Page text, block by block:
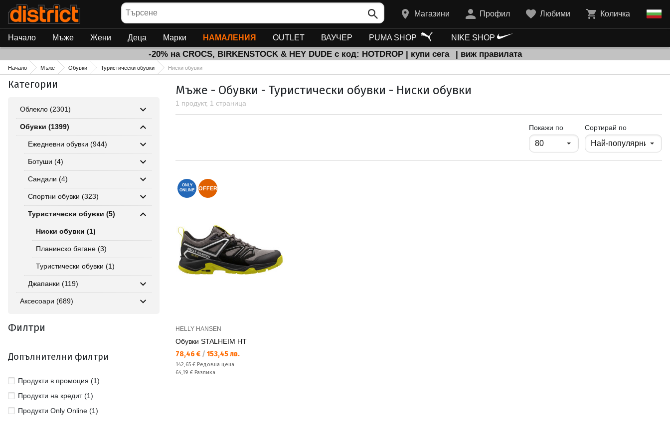
Търсене
Магазини Профил Любими Количка
Начало Мъже Жени Деца Марки НАМАЛЕНИЯ OUTLET ВАУЧЕР PUMA SHOP NIKE SHOP
-20% на CROCS, BIRKENSTOCK & HEY DUDE с код: HOTDROP | купи сега | виж правилата
Начало Мъже Обувки Туристически обувки Ниски обувки
Категории
Облекло (2301)
Обувки (1399)
Ежедневни обувки (944)
Ботуши (4)
Сандали (4)
Спортни обувки (323)
Туристически обувки (5)
Ниски обувки (1)
Планинско бягане (3)
Туристически обувки (1)
Джапанки (119)
Аксесоари (689)
Филтри
Допълнителни филтри
Продукти в промоция (1)
Продукти на кредит (1)
Продукти Only Online (1)
Мъже - Обувки - Туристически обувки - Ниски обувки
1 продукт, 1 страница
Покажи попродукти на страница
Сортирай по
ONLY
ONLINE
OFFER
HELLY HANSEN
Обувки STALHEIM HT
Текуща цена:
78,46 € / 153,45 лв.
Редовна цена:
142,65 € Редовна цена
Спестявате:
64,19 € Разлика